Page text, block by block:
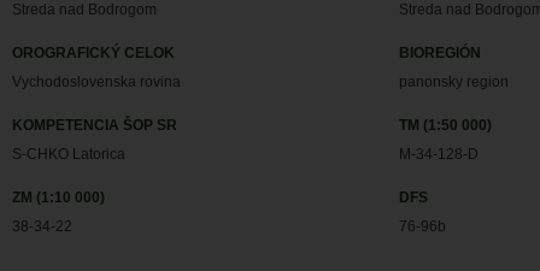
Streda nad Bodrogom
Streda nad
OROGRAFICKÝ CELOK
Vychodoslovenska rovina
BIOREGIÓN
panonsky region
KOMPETENCIA ŠOP SR
S-CHKO Latorica
TM (1:50 000)
M-34-128-D
ZM (1:10 000)
38-34-22
DFS
76-96b